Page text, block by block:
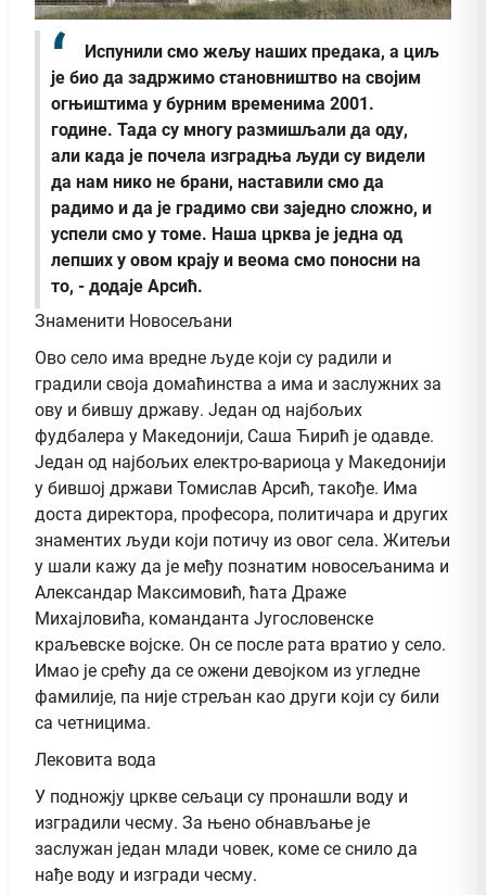
Испунили смо жељу наших предака, а циљ
је био да задржимо становништво на својим
огњиштима у бурним временима 2001.
године. Тада су многу размишљали да оду,
али када је почела изградња људи су видели
да нам нико не брани, наставили смо да
радимо и да је градимо сви заједно сложно, и
успели смо у томе. Наша црква је једна од
лепших у овом крају и веома смо поносни на
то, - додаје Арсић.
Знаменити Новосељани
Ово село има вредне људе који су радили и
градили своја домаћинства а има и заслужних за
ову и бившу државу. Један од најбољих
фудбалера у Македонији, Саша Ћирић је одавде.
Један од најбољих електро-вариоца у Македонији
у бившој држави Томислав Арсић, такође. Има
доста директора, професора, политичара и других
знаментих људи који потичу из овог села. Житељи
у шали кажу да је међу познатим новосељанима и
Александар Максимовић, ћата Драже
Михајловића, команданта Југословенске
краљевске војске. Он се после рата вратио у село.
Имао је срећу да се ожени девојком из угледне
фамилије, па није стрељан као други који су били
са четницима.
Лековита вода
У подножју цркве сељаци су пронашли воду и
изградили чесму. За њено обнављање је
заслужан један млади човек, коме се снило да
нађе воду и изгради чесму.